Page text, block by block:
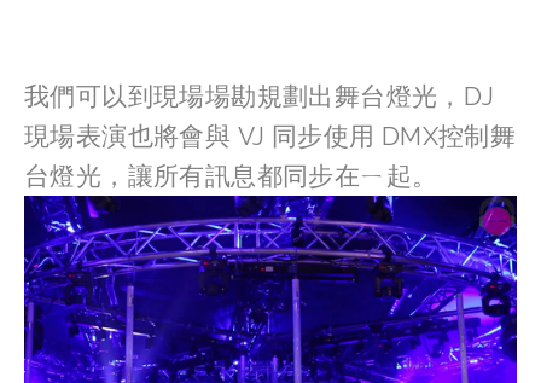
我們可以到現場場勘規劃出舞台燈光，DJ
現場表演也將會與 VJ 同步使用 DMX控制舞
台燈光，讓所有訊息都同步在ㄧ起。